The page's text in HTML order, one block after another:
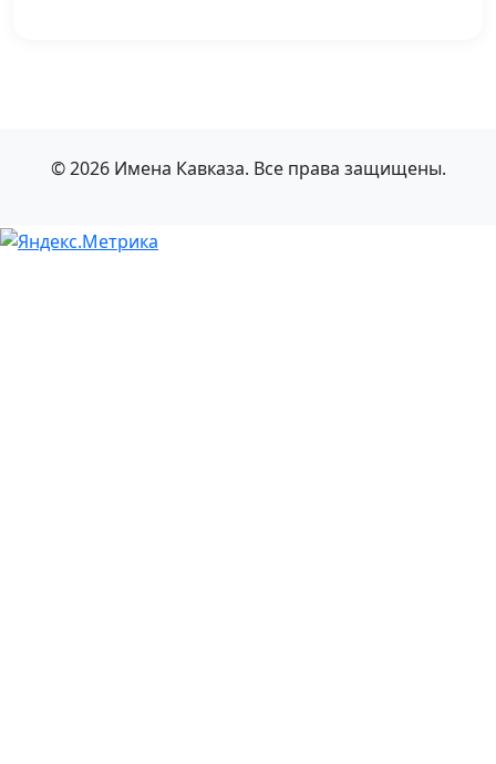
© 2026 Имена Кавказа. Все права защищены.